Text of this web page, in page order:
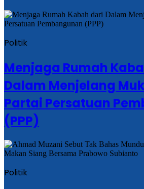
Politik
Menjaga Rumah
Dalam Menjelang
Partai Persatuan
(PPP)
Politik